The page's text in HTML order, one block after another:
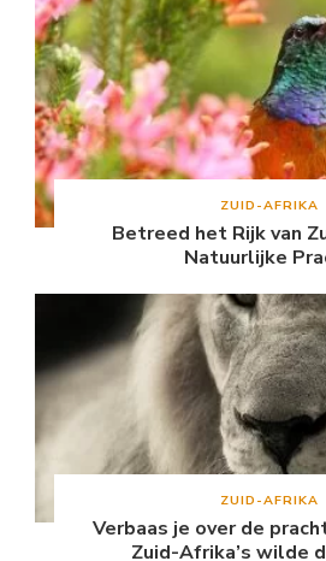
ZUID-AFRIKA
Betreed het Rijk van
Natuurlijke
ZUID-AFRIKA
Verbaas je over de
Zuid-Afrika’s wilde